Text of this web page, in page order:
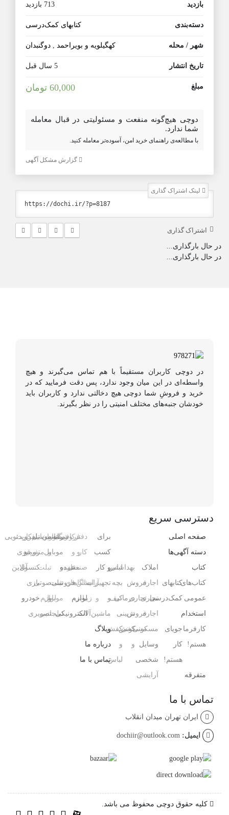
بازدید 713 بازدید
دسته‌بندی کتابهای کمک‌درسی
شهر / محله کهگیلویه و بویراحمد , دوگنبدان
تاریخ انتشار 5 سال قبل
مبلغ 60,000 تومان
دوچی هیچ‌گونه منفعت و مسئولیتی در قبال معامله
شما ندارد.
با مطالعه‌ی راهنمای خرید امن، آسوده‌تر معامله کنید.
گزارش مشکل آگهی
لینک اشتراک گذاری
اشتراک گذاری
در حال بارگذاری...
در حال بارگذاری...
در دوچی کاربران مستقیماً با هم تماس می‌گیرند و هیچ
واسطه‌ای در این میان وجود ندارد، پس دقت فرمایید که در
خرید و فروشِ شما دوچی هیچ دخالتی ندارد و کاربران باید
خودشان جنبه‌های مختلف امنیتی را در نظر بگیرند.
دسترسی سریع
صفحه اصلی
دسته آگهی‌ها
کتاب
کتاب‌های
عمومی
کتابهای
کمک‌درسی
استخدام
کارفرما
هستم!
جویای
کار
هستم!
متفرقه
املاک
اجاره
تجاری
اجاره
مسکونی
فروش
تجاری
فروش
مسکونی
وسایل
شخصی
آرایشی ،
بهداشتی
،
درمانی
تزیینی
کفش
و
لباس
بچه
کیف
،
کفش
و
لباس
برای
کسب
و کار
تجهیزات
و
ماشین‌آلات
آرایشگاه
و
سالن‌های
زیبایی
دفتر
کار
صنعتی
فروشگاه
و
مغازه
کافی‌شاپ
و
رستوران
عمده
فروشی
لوازم
الکترونیکی
رایانه
موبایل
و
تبلت
موبایل
تبلت
لوازم
جانبی
موبایل
و
تبلت
سیم‌کارت
متفرقه
صوتی
و
تصویری
تلفن
رومیزی
کنسول،
بازی‌
ویدئویی
و
آنلاین
خودرو
وبلاگ
درباره ما
تماس با ما
تماس با ما
ایران تهران میدان انقلاب
ایمیل: dochiir@outlook.com
کلیه حقوق دوچی محفوظ می باشد.